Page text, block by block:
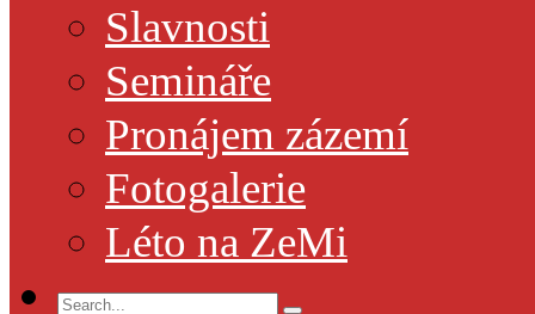
Slavnosti
Semináře
Pronájem zázemí
Fotogalerie
Léto na ZeMi